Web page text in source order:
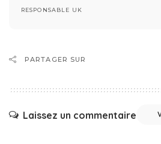
RESPONSABLE UK
PARTAGER SUR
Laissez un commentaire